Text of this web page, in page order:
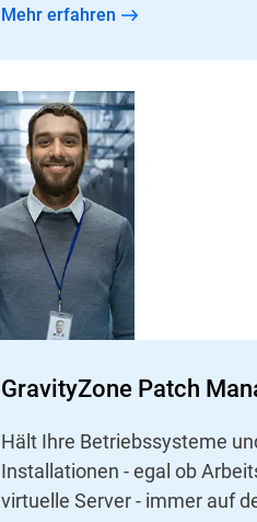
Mehr erfahren
GravityZone Patch
Hält Ihre Betriebssysteme
Installationen - egal ob
virtuelle Server - immer auf